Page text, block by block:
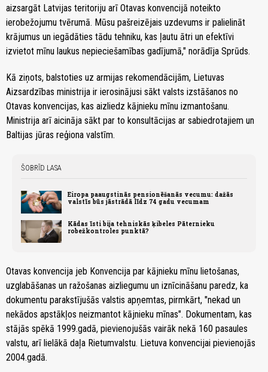
aizsargāt Latvijas teritoriju arī Otavas konvencijā noteikto
ierobežojumu tvērumā. Mūsu pašreizējais uzdevums ir palielināt
krājumus un iegādāties tādu tehniku, kas ļautu ātri un efektīvi
izvietot mīnu laukus nepieciešamības gadījumā," norādīja Sprūds.
Kā ziņots, balstoties uz armijas rekomendācijām, Lietuvas
Aizsardzības ministrija ir ierosinājusi sākt valsts izstāšanos no
Otavas konvencijas, kas aizliedz kājnieku mīnu izmantošanu.
Ministrija arī aicināja sākt par to konsultācijas ar sabiedrotajiem un
Baltijas jūras reģiona valstīm.
ŠOBRĪD LASA
Eiropa paaugstinās pensionēšanās vecumu: dažās
valstīs būs jāstrādā līdz 74 gadu vecumam
Kādas īsti bija tehniskās ķibeles Pāternieku
robežkontroles punktā?
Otavas konvencija jeb Konvencija par kājnieku mīnu lietošanas,
uzglabāšanas un ražošanas aizliegumu un iznīcināšanu paredz, ka
dokumentu parakstījušās valstis apņemtas, pirmkārt, "nekad un
nekādos apstākļos neizmantot kājnieku mīnas". Dokumentam, kas
stājās spēkā 1999.gadā, pievienojušās vairāk nekā 160 pasaules
valstu, arī lielākā daļa Rietumvalstu. Lietuva konvencijai pievienojās
2004.gadā.